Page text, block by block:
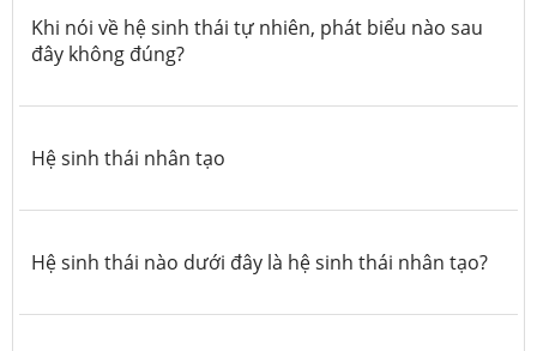
Khi nói về hệ sinh thái tự nhiên, phát biểu nào sau
đây không đúng?
Hệ sinh thái nhân tạo
Hệ sinh thái nào dưới đây là hệ sinh thái nhân tạo?